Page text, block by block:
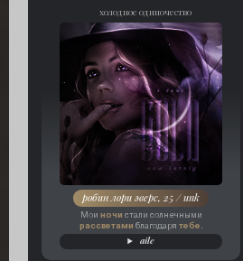
холодное одиночество
робин лори эверс, 25 / unk
Мои ночи стали солнечными
рассветами благодаря тебе .
aile